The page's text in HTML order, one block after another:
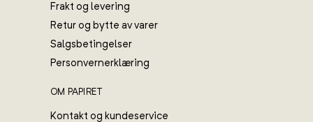
Frakt og levering
Retur og bytte av varer
Salgsbetingelser
Personvernerklæring
OM PAPIRET
Kontakt og kundeservice